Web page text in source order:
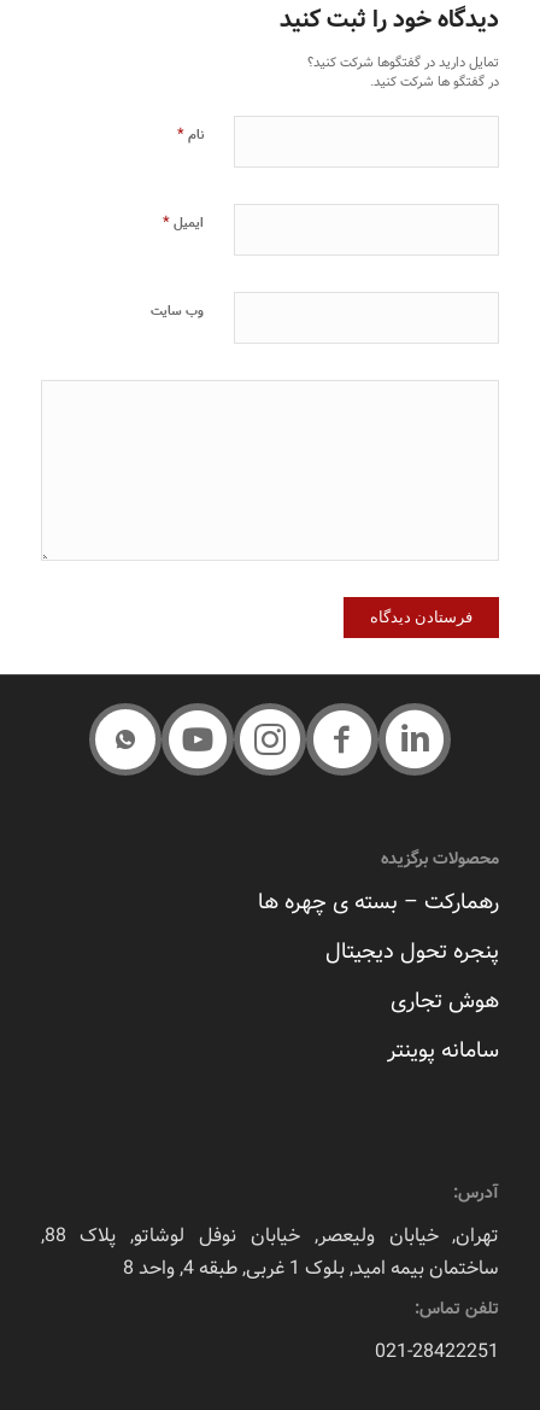
دیدگاه خود را ثبت کنید
تمایل دارید در گفتگوها شرکت کنید؟
در گفتگو ها شرکت کنید.
نام*
ایمیل*
وب‌ سایت
محصولات برگزیده
رهمارکت – بسته ی چهره ها
پنجره تحول دیجیتال
هوش تجاری
سامانه پوینتر
آدرس:
تهران, خیابان ولیعصر, خیابان نوفل لوشاتو, پلاک 88,
ساختمان بیمه امید, بلوک 1 غربی, طبقه 4, واحد 8
تلفن تماس:
021-28422251